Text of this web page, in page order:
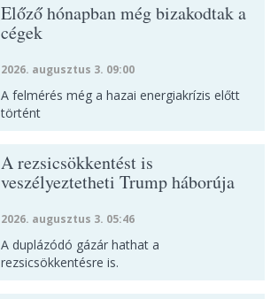
Előző hónapban még bizakodtak a
cégek
2026. augusztus 3. 09:00
A felmérés még a hazai energiakrízis előtt
történt
A rezsicsökkentést is
veszélyeztetheti Trump háborúja
2026. augusztus 3. 05:46
A duplázódó gázár hathat a
rezsicsökkentésre is.